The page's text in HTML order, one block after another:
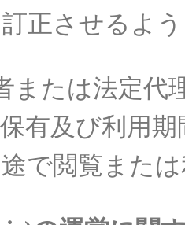
訂正させるよ
または法定代
保有及 び利用期
で閲覧 または